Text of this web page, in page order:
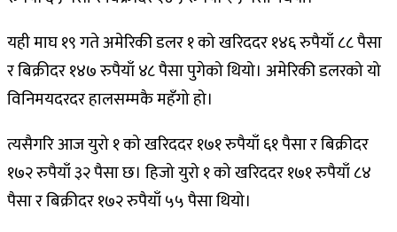
यही माघ १९ गते अमेरिकी डलर १ को खरिददर १४६ रुपैयाँ ८८ पैसा
र बिक्रीदर १४७ रुपैयाँ ४८ पैसा पुगेको थियो। अमेरिकी डलरको यो
विनिमयदरदर हालसम्मकै महँगो हो।
त्यसैगरि आज युरो १ को खरिददर १७१ रुपैयाँ ६१ पैसा र बिक्रीदर
१७२ रुपैयाँ ३२ पैसा छ। हिजो युरो १ को खरिददर १७१ रुपैयाँ ८४
पैसा र बिक्रीदर १७२ रुपैयाँ ५५ पैसा थियो।